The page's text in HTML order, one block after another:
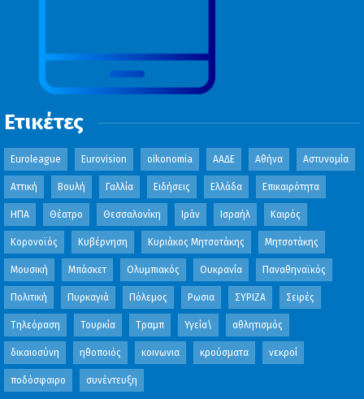
Ετικέτες
Euroleague Eurovision oikonomia ΑΑΔΕ Αθήνα Αστυνομία
Αττική Βουλή Γαλλία Ειδήσεις Ελλάδα Επικαιρότητα
ΗΠΑ Θέατρο Θεσσαλονίκη Ιράν Ισραήλ Καιρός
Κορονοϊός Κυβέρνηση Κυριάκος Μητσοτάκης Μητσοτάκης
Μουσική Μπάσκετ Ολυμπιακός Ουκρανία Παναθηναϊκός
Πολιτική Πυρκαγιά Πόλεμος Ρωσια ΣΥΡΙΖΑ Σειρές
Τηλεόραση Τουρκία Τραμπ Υγεία\ αθλητισμός
δικαιοσύνη ηθοποιός κοινωνια κρούσματα νεκροί
ποδόσφαιρο συνέντευξη